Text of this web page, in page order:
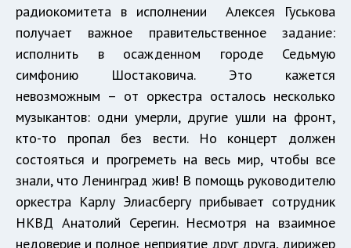
радиокомитета в исполнении
Алексея Гуськова
получает важное правительственное задание:
исполнить в осажденном городе Седьмую
симфонию Шостаковича. Это кажется
невозможным – от оркестра осталось несколько
музыкантов: одни умерли, другие ушли на фронт,
кто-то пропал без вести. Но концерт должен
состояться и прогреметь на весь мир, чтобы все
знали, что Ленинград жив! В помощь руководителю
оркестра Карлу Элиасбергу прибывает сотрудник
НКВД Анатолий Серегин. Несмотря на взаимное
недоверие и полное неприятие друг друга, дирижер